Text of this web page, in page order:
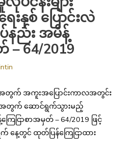
နှစ် ပြောင်းလဲ
နည်း အမိန့်
– 64/2019
းအတွက် အကူးအပြောင်းကာလအတွင်း
အတွက် ဆောင်ရွက်သွားမည့်
ငြာစာအမှတ် – 64/2019 ဖြင့်
နေ့တွင် ထုတ်ပြန်ကြေငြာထား